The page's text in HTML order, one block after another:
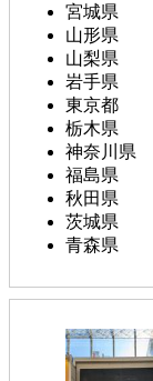
宮城県
山形県
山梨県
岩手県
東京都
栃木県
神奈川県
福島県
秋田県
茨城県
青森県